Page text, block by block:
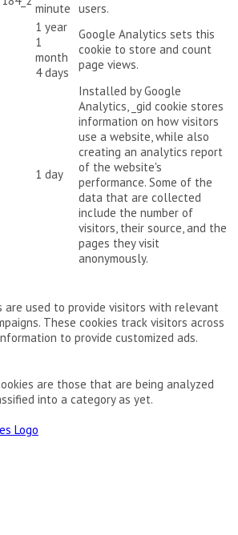
minute users.
1 year
1
month
4 days
Google Analytics sets this
cookie to store and count
page views.
1 day
Installed by Google
Analytics, _gid cookie stores
information on how visitors
use a website, while also
creating an analytics report
of the website's
performance. Some of the
data that are collected
include the number of
visitors, their source, and the
pages they visit
anonymously.
are used to provide visitors with relevant
These cookies track visitors across
to provide customized ads.
are those that are being analyzed
into a category as yet.